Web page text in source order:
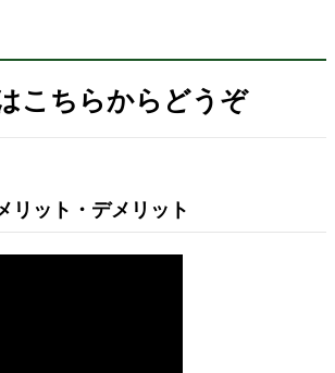
こちらからどうぞ
リット・デメリット